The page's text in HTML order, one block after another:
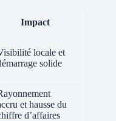
Impact
locale et
solide
et hausse du
d’affaires